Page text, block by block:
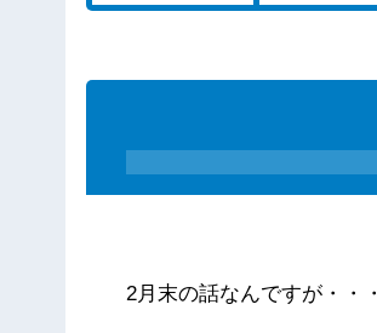
2月末の話なんですが・・・